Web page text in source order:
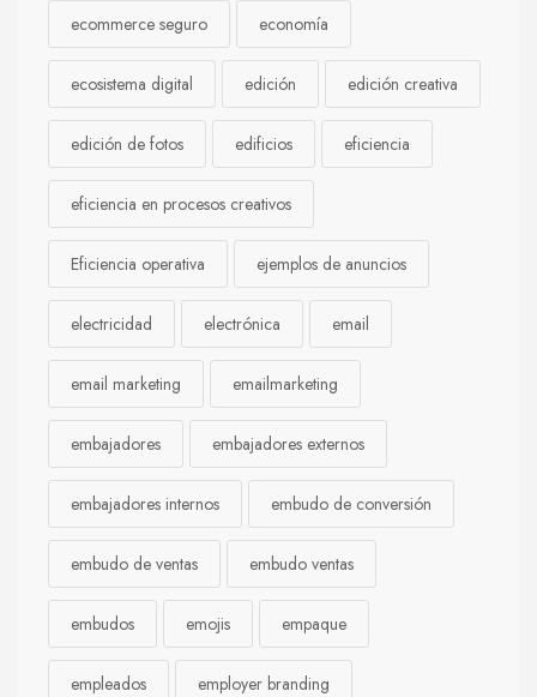
ecommerce seguro economía
ecosistema digital edición edición creativa
edición de fotos edificios eficiencia
eficiencia en procesos creativos
Eficiencia operativa ejemplos de anuncios
electricidad electrónica email
email marketing emailmarketing
embajadores embajadores externos
embajadores internos embudo de conversión
embudo de ventas embudo ventas
embudos emojis empaque
empleados employer branding